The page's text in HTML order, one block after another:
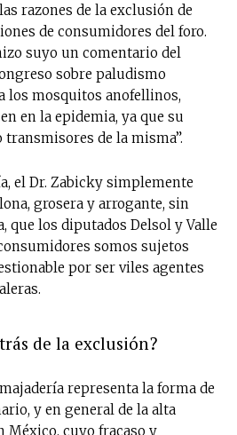
razones de la exclusión de
de consumidores del foro.
suyo un comentario del
sobre paludismo
los mosquitos anofellinos,
en la epidemia, ya que su
de la misma”.
el Dr. Zabicky simplemente
grosera y arrogante, sin
que los diputados Delsol y Valle
somos sujetos
por ser viles agentes
de la exclusión?
representa la forma de
y en general de la alta
México, cuyo fracaso y